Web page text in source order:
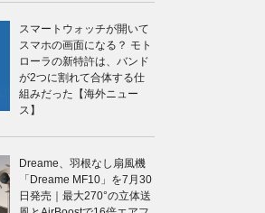
スマートウォッチが開いて
スマホの画面になる？ モト
ローラの新特許は、バンド
が2つに割れて合体する仕
組みだった【海外ニュー
ス】
Dreame、羽根なし扇風機
「Dreame MF10」を7月30
日発売｜最大270°の立体送